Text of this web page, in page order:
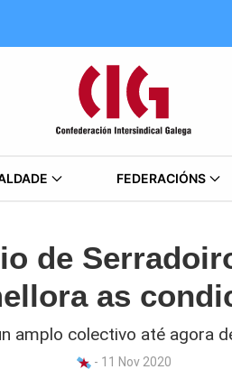
FEDERACIÓNS
de
as
amplo colectivo até agora
- 11 Nov 2020